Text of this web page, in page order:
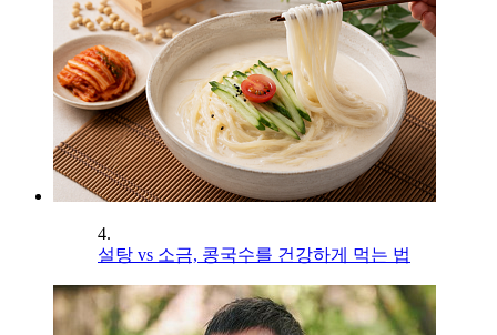
4.
설탕 vs 소금, 콩국수를 건강하게 먹는 법